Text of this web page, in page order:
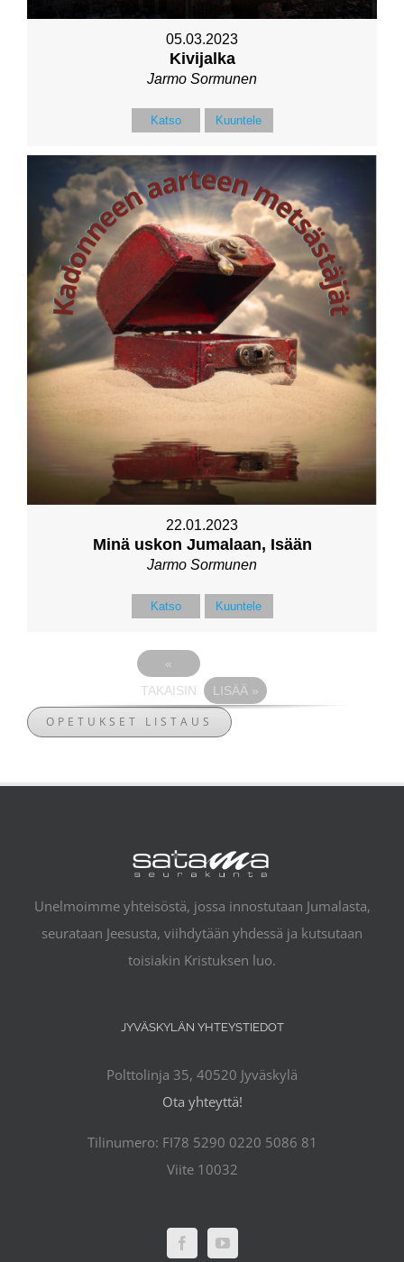
05.03.2023
Kivijalka
Jarmo Sormunen
Katso Kuuntele
22.01.2023
Minä uskon Jumalaan, Isään
Jarmo Sormunen
Katso Kuuntele
«
TAKAISIN
LISÄÄ »
OPETUKSET LISTAUS
Unelmoimme yhteisöstä, jossa innostutaan Jumalasta,
seurataan Jeesusta, viihdytään yhdessä ja kutsutaan
toisiakin Kristuksen luo.
JYVÄSKYLÄN YHTEYSTIEDOT
Polttolinja 35, 40520 Jyväskylä
Ota yhteyttä!
Tilinumero: FI78 5290 0220 5086 81
Viite 10032